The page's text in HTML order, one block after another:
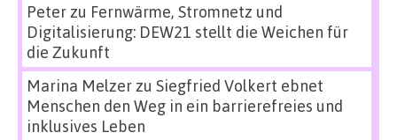
Peterzu Fernwärme, Stromnetz und
Digitalisierung: DEW21 stellt die Weichen für
die Zukunft
Marina Melzerzu Siegfried Volkert ebnet
Menschen den Weg in ein barrierefreies und
inklusives Leben